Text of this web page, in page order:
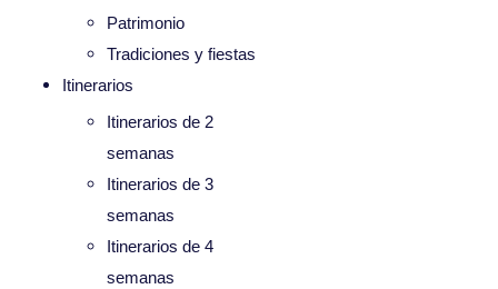
Patrimonio
Tradiciones y fiestas
Itinerarios
Itinerarios de 2
semanas
Itinerarios de 3
semanas
Itinerarios de 4
semanas